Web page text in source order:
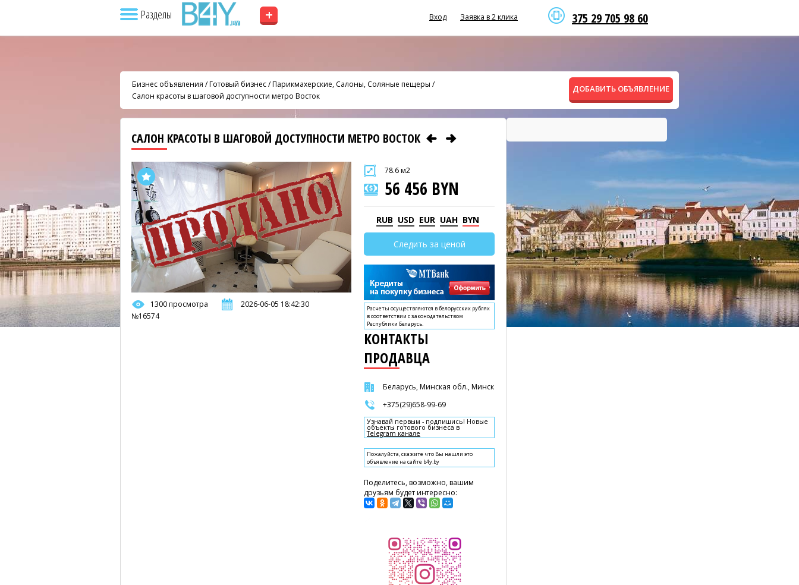
Разделы + 375 29 705 98 60
Вход Заявка в 2 клика
Бизнес объявления /Готовый бизнес/Парикмахерские, Салоны, Соляные пещеры /
Салон красоты в шаговой доступности метро Восток
ДОБАВИТЬ ОБЪЯВЛЕНИЕ
САЛОН КРАСОТЫ В ШАГОВОЙ ДОСТУПНОСТИ МЕТРО ВОСТОК
1300 просмотра
2026-06-05 18:42:30
№16574
78.6 м2
56 456 BYN
RUB USD EUR UAH BYN
Следить за ценой
Расчеты осуществляются в белорусских рублях
в соответствии с законодательством
Республики Беларусь.
КОНТАКТЫ
ПРОДАВЦА
Беларусь, Минская обл., Минск
+375(29)658-99-69
Узнавай первым - подпишись! Новые
объекты готового бизнеса в
Telegram канале
Пожалуйста, скажите что Вы нашли это
объявление на сайте b4y.by
Поделитесь, возможно, вашим
друзьям будет интересно: